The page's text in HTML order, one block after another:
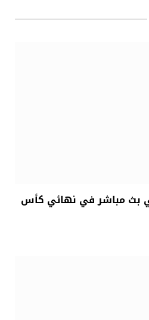
بث مباشر في نهائي كأس